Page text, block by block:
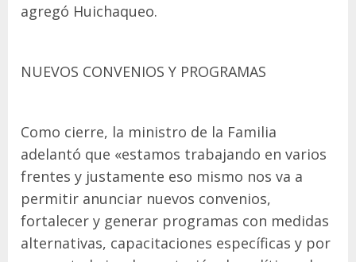
agregó Huichaqueo.
NUEVOS CONVENIOS Y PROGRAMAS
Como cierre, la ministro de la Familia
adelantó que «estamos trabajando en varios
frentes y justamente eso mismo nos va a
permitir anunciar nuevos convenios,
fortalecer y generar programas con medidas
alternativas, capacitaciones específicas y por